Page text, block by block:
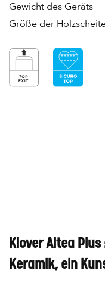
Gewicht des Geräts
Größe der
Klover Altea
Keramik, ein